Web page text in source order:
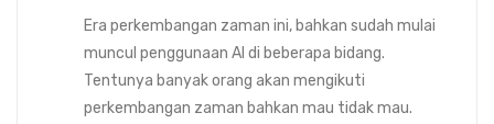
Era perkembangan zaman ini, bahkan sudah mulai
muncul penggunaan AI di beberapa bidang.
Tentunya banyak orang akan mengikuti
perkembangan zaman bahkan mau tidak mau.